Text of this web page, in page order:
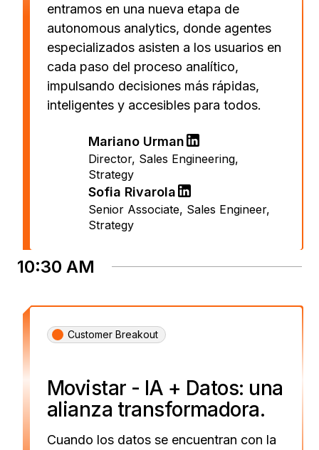
entramos en una nueva etapa de
autonomous analytics, donde agentes
especializados asisten a los usuarios en
cada paso del proceso analítico,
impulsando decisiones más rápidas,
inteligentes y accesibles para todos.
Mariano Urman
Director, Sales Engineering,
Strategy
Sofia Rivarola
Senior Associate, Sales Engineer,
Strategy
10:30 AM
Customer Breakout
Movistar - IA + Datos: una
alianza transformadora.
Cuando los datos se encuentran con la